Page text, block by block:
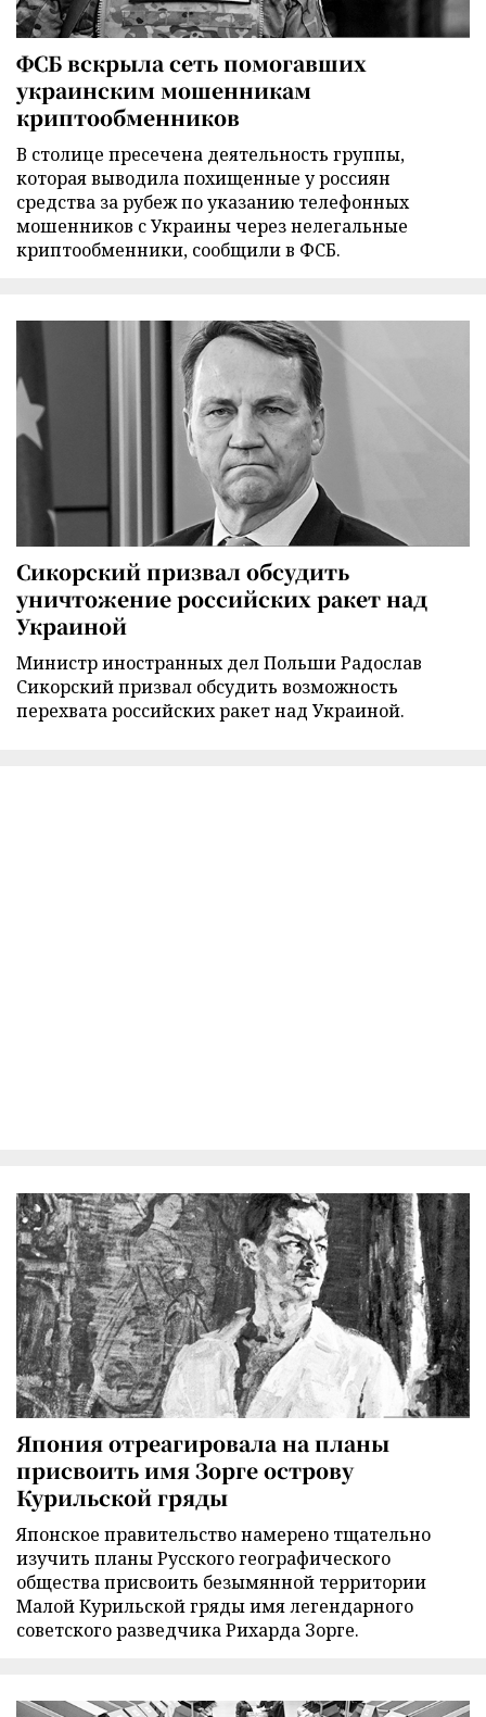
ФСБ вскрыла сеть помогавших
украинским мошенникам
криптообменников
В столице пресечена деятельность группы,
которая выводила похищенные у россиян
средства за рубеж по указанию телефонных
мошенников с Украины через нелегальные
криптообменники, сообщили в ФСБ.
Сикорский призвал обсудить
уничтожение российских ракет над
Украиной
Министр иностранных дел Польши Радослав
Сикорский призвал обсудить возможность
перехвата российских ракет над Украиной.
Япония отреагировала на планы
присвоить имя Зорге острову
Курильской гряды
Японское правительство намерено тщательно
изучить планы Русского географического
общества присвоить безымянной территории
Малой Курильской гряды имя легендарного
советского разведчика Рихарда Зорге.